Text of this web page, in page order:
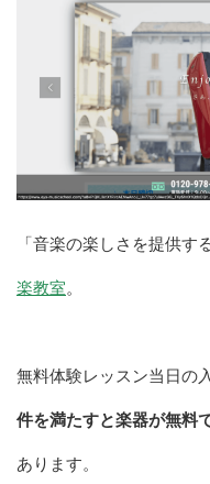
「音楽の楽しさを提供す
楽教室。
無料体験レッスン当日の
件を満たすと楽器が無料
あります。